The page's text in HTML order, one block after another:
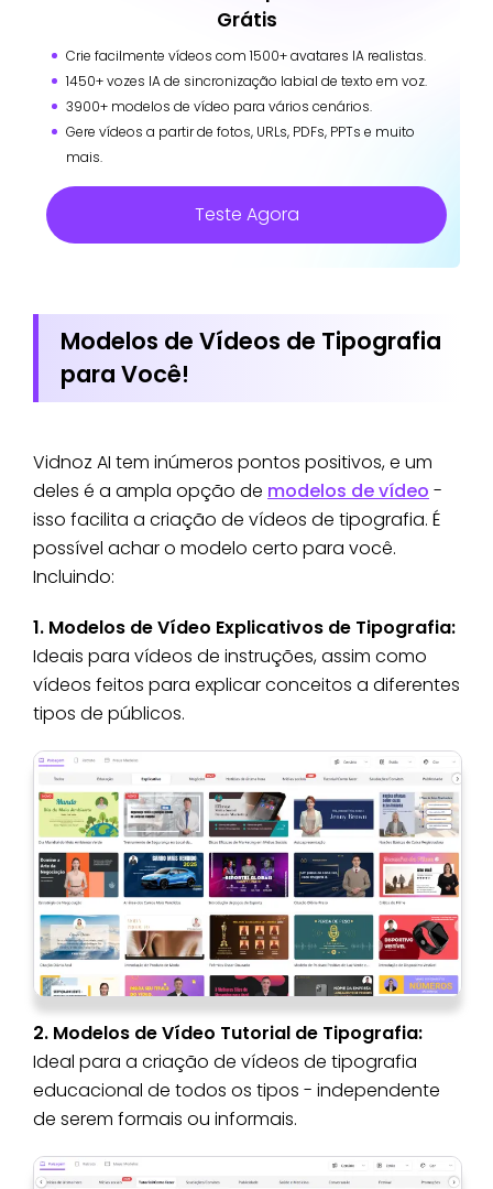
Grátis
Crie facilmente vídeos com 1500+ avatares IA realistas.
1450+ vozes IA de sincronização labial de texto em voz.
3900+ modelos de vídeo para vários cenários.
Gere vídeos a partir de fotos, URLs, PDFs, PPTs e muito
mais.
Teste Agora
Modelos de Vídeos de Tipografia
para Você!
Vidnoz AI tem inúmeros pontos positivos, e um
deles é a ampla opção de modelos de vídeo -
isso facilita a criação de vídeos de tipografia. É
possível achar o modelo certo para você.
Incluindo:
1. Modelos de Vídeo Explicativos de Tipografia:
Ideais para vídeos de instruções, assim como
vídeos feitos para explicar conceitos a diferentes
tipos de públicos.
2. Modelos de Vídeo Tutorial de Tipografia:
Ideal para a criação de vídeos de tipografia
educacional de todos os tipos - independente
de serem formais ou informais.